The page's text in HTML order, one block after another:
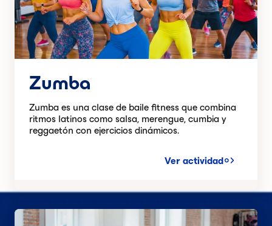
Zumba
Zumba es una clase de baile fitness que combina
ritmos latinos como salsa, merengue, cumbia y
reggaetón con ejercicios dinámicos.
Ver actividad